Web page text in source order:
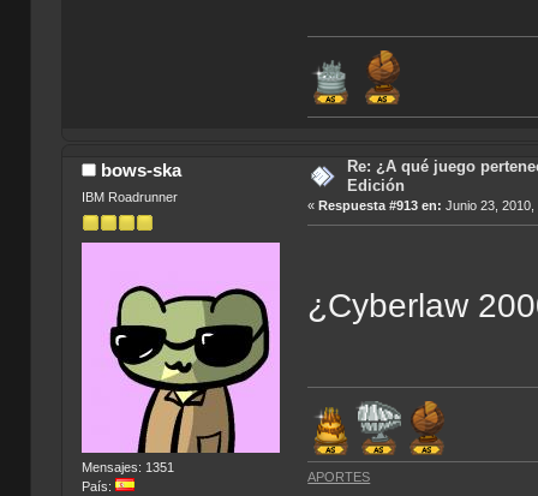
bows-ska
IBM Roadrunner
Mensajes: 1351
País:
Re: ¿A qué juego
Edición
«Respuesta #913 en: Junio 23,
¿Cyberlaw
APORTES